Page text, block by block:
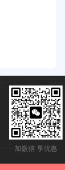
加微信 享优惠